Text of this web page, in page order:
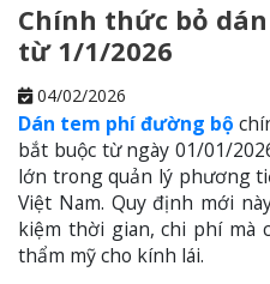
Chính thức bỏ
từ 1/1/2026
04/02/2026
Dán tem phí đường bộ
bắt buộc từ ngày 01/01/
lớn trong quản lý phương
Việt Nam. Quy định mới
kiệm thời gian, chi phí mà
thẩm mỹ cho kính lái.